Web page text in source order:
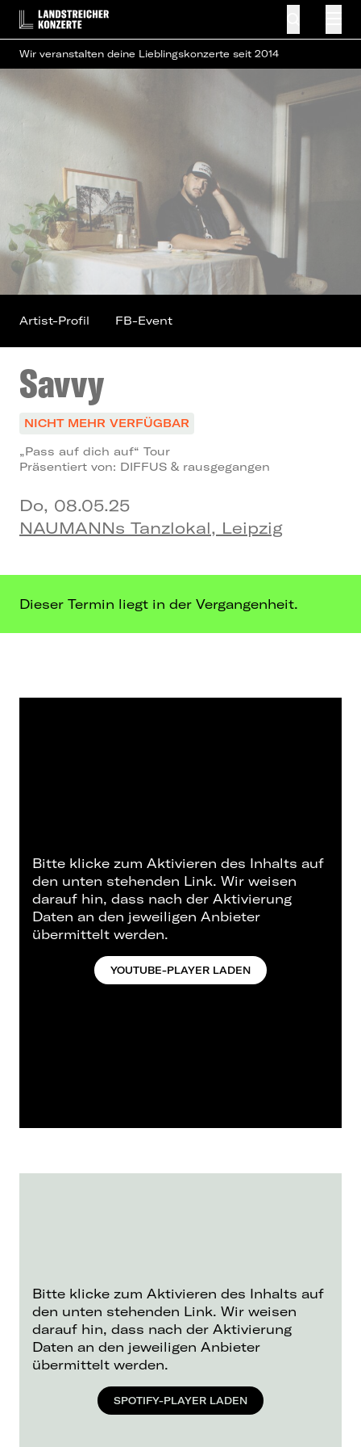
Wir veranstalten deine Lieblingskonzerte seit 2014
Savvy
NICHT MEHR VERFÜGBAR
„Pass auf dich auf“ Tour
Präsentiert von: DIFFUS & rausgegangen
Do, 08.05.25
NAUMANNs Tanzlokal, Leipzig
Artist-Profil FB-Event
Dieser Termin liegt in der Vergangenheit.
Bitte klicke zum Aktivieren des Inhalts auf
den unten stehenden Link. Wir weisen
darauf hin, dass nach der Aktivierung
Daten an den jeweiligen Anbieter
übermittelt werden.
YOUTUBE-PLAYER LADEN
Bitte klicke zum Aktivieren des Inhalts auf
den unten stehenden Link. Wir weisen
darauf hin, dass nach der Aktivierung
Daten an den jeweiligen Anbieter
übermittelt werden.
SPOTIFY-PLAYER LADEN